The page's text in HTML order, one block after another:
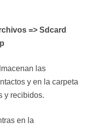
=> Sdcard
las
y en la carpeta
y recibidos.
en la